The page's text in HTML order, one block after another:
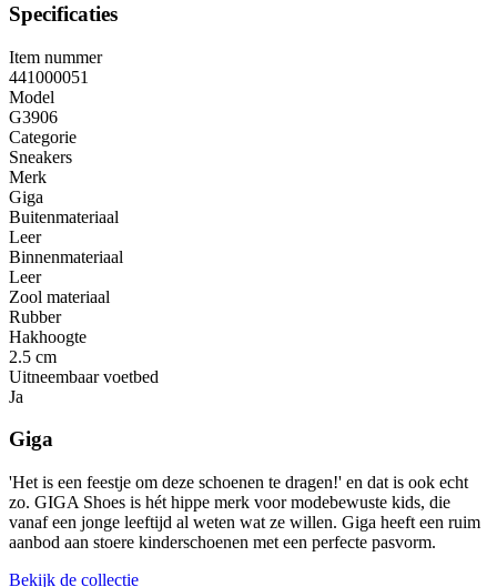
Specificaties
Item nummer
441000051
Model
G3906
Categorie
Sneakers
Merk
Giga
Buitenmateriaal
Leer
Binnenmateriaal
Leer
Zool materiaal
Rubber
Hakhoogte
2.5 cm
Uitneembaar voetbed
Ja
Giga
'Het is een feestje om deze schoenen te dragen!' en dat is ook echt
zo. GIGA Shoes is hét hippe merk voor modebewuste kids, die
vanaf een jonge leeftijd al weten wat ze willen. Giga heeft een ruim
aanbod aan stoere kinderschoenen met een perfecte pasvorm.
Bekijk de collectie